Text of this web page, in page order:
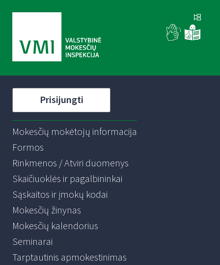
Prisijungti
Mokesčių mokėtojų informacija
Formos
Rinkmenos / Atviri duomenys
Skaičiuoklės ir pagalbininkai
Sąskaitos ir įmokų kodai
Mokesčių žinynas
Mokesčių kalendorius
Seminarai
Tarptautinis apmokestinimas